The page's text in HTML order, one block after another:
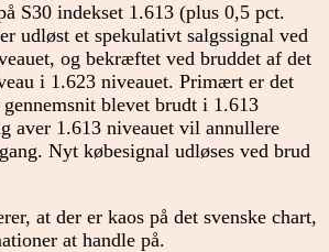
S30 indekset 1.613 (plus 0,5 pct.
udløst et spekulativt salgssignal ved
og bekræftet ved bruddet af det
i 1.623 niveauet. Primært er det
blevet brudt i 1.613
aver 1.613 niveauet vil annullere
Nyt købesignal udløses ved brud
at der er kaos på det svenske chart,
at handle på.